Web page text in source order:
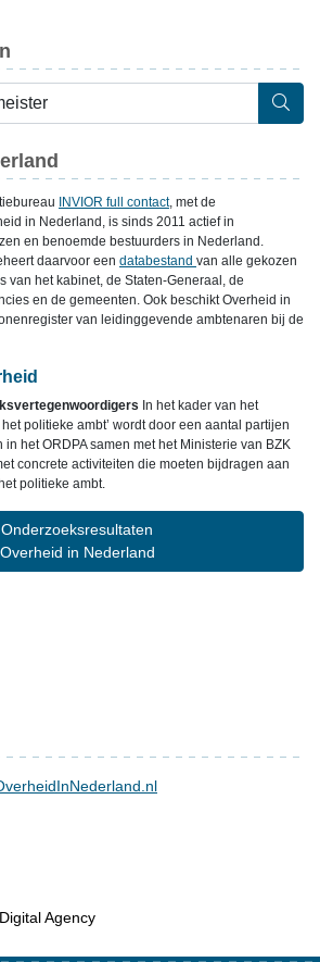
INVIOR full contact, met de
in Nederland, is sinds 2011 actief in
en benoemde bestuurders in Nederland.
daarvoor een databestand van alle gekozen
van het kabinet, de Staten-Generaal, de
en de gemeenten. Ook beschikt Overheid in
van leidinggevende ambtenaren bij de
In het kader van het
politieke ambt’ wordt door een aantal partijen
het ORDPA samen met het Ministerie van BZK
concrete activiteiten die moeten bijdragen aan
politieke ambt.
Onderzoeksresultaten
Overheid in Nederland
Agency